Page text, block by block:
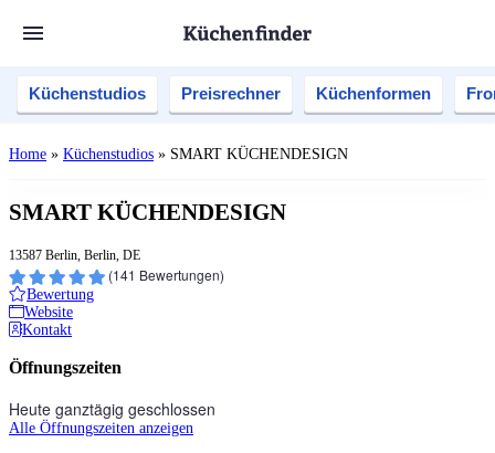
Küchenstudios Preisrechner Küchenformen
Home » Küchenstudios » SMART KÜCHENDESIGN
SMART KÜCHENDESIGN
13587 Berlin, Berlin, DE
(141 Bewertungen)
Bewertung
Website
Kontakt
Öffnungszeiten
Heute ganztägig geschlossen
Alle Öffnungszeiten anzeigen